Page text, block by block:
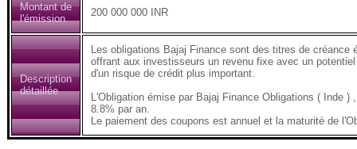
Montant de
l'émission
200 000 000 INR
Description
détaillée
Les obligations Bajaj Finance sont des titres de
offrant aux investisseurs un revenu fixe avec un
d'un risque de crédit plus important.
L'Obligation émise par Bajaj Finance Obligations ( Inde
8.8% par an.
Le paiement des coupons est annuel et la maturité de